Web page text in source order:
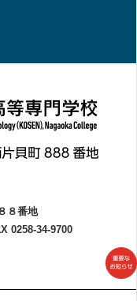
８番地
0258-34-9700